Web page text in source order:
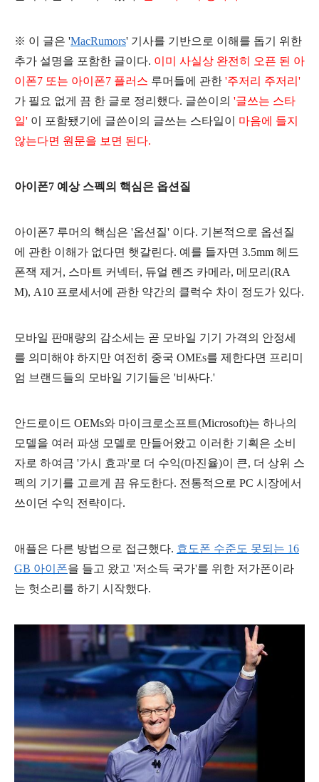
※ 이 글은 'MacRumors' 기사를 기반으로 이해를 돕기 위한
추가 설명을 포함한 글이다. 이미 사실상 완전히 오픈 된 아
이폰7 또는 아이폰7 플러스 루머들에 관한 '주저리 주저리'
가 필요 없게 끔 한 글로 정리했다. 글쓴이의 '글쓰는 스타
일' 이 포함됐기에 글쓴이의 글쓰는 스타일이 마음에 들지
않는다면 원문을 보면 된다.
아이폰7 예상 스펙의 핵심은 옵션질
아이폰7 루머의 핵심은 '옵션질' 이다. 기본적으로 옵션질
에 관한 이해가 없다면 햇갈린다. 예를 들자면 3.5mm 헤드
폰잭 제거, 스마트 커넥터, 듀얼 렌즈 카메라, 메모리(RA
M), A10 프로세서에 관한 약간의 클럭수 차이 정도가 있다.
모바일 판매량의 감소세는 곧 모바일 기기 가격의 안정세
를 의미해야 하지만 여전히 중국 OMEs를 제한다면 프리미
엄 브랜드들의 모바일 기기들은 '비싸다.'
안드로이드 OEMs와 마이크로소프트(Microsoft)는 하나의
모델을 여러 파생 모델로 만들어왔고 이러한 기획은 소비
자로 하여금 '가시 효과'로 더 수익(마진율)이 큰, 더 상위 스
펙의 기기를 고르게 끔 유도한다. 전통적으로 PC 시장에서
쓰이던 수익 전략이다.
애플은 다른 방법으로 접근했다. 효도폰 수준도 못되는 16
GB 아이폰을 들고 왔고 '저소득 국가'를 위한 저가폰이라
는 헛소리를 하기 시작했다.